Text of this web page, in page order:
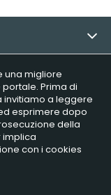
una migliore
Prima di
invitiamo a leggere
esprimere dopo
della
implica
con i cookies